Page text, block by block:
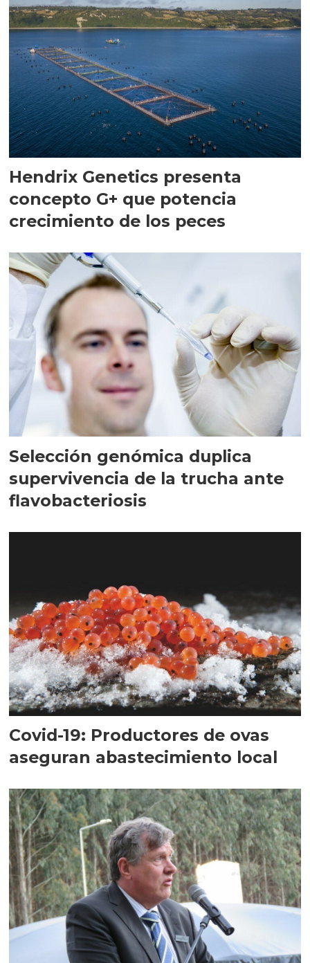
Hendrix Genetics presenta
concepto G+ que potencia
crecimiento de los peces
Selección genómica duplica
supervivencia de la trucha ante
flavobacteriosis
Covid-19: Productores de ovas
aseguran abastecimiento local